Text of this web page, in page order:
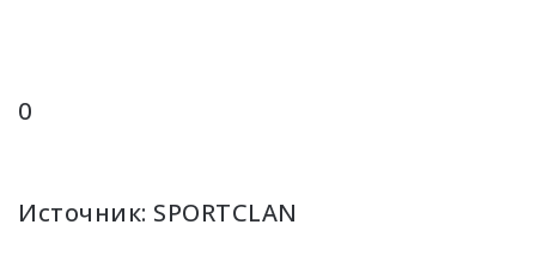
0
Источник: SPORTCLAN